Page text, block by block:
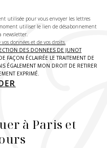
utilisée pour vous envoyer les lettres
utiliser le lien de désabonnement
newsletter.
données et de vos droits.
DES DONNEES DE JUNOT
FAÇON ÉCLAIRÉE LE TRAITEMENT DE
ÉGALEMENT MON DROIT DE RETIRER
EXPRIMÉ.
à Paris et